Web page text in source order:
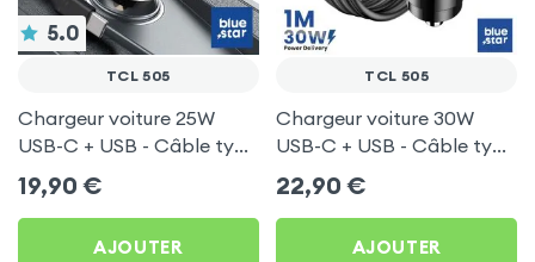
5.0
TCL 505
Chargeur voiture 25W
USB-C + USB - Câble type
C 60W Blue Star pour TCL
505
19,90 €
AJOUTER
TCL 505
Chargeur voiture 30W
USB-C + USB - Câble type
C 60W Blue Star pour TCL
505
22,90 €
AJOUTER